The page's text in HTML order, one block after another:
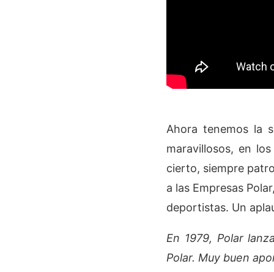
Ahora tenemos la
maravillosos, en
cierto, siempre
a las Empresas
deportistas. Un
En 1979, Polar
Polar. Muy buen